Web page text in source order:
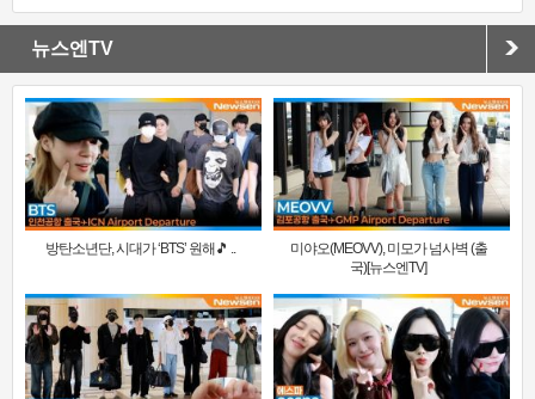
뉴스엔TV
방탄소년단, 시대가 ‘BTS’ 원해🎵 ..
미야오(MEOVV), 미모가 넘사벽 (출
국)[뉴스엔TV]